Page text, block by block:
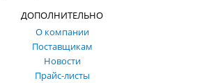
ДОПОЛНИТЕЛЬНО
О компании
Поставщикам
Новости
Прайс-листы